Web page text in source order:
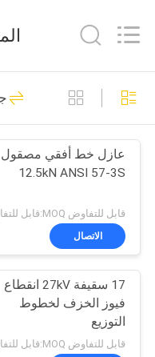
مسكن
منتجات
جولة
المعمل
Electric
Co.,Ltd..
Reserved.
عوازل
الخزفية
40
عازل خط
85
عازل خط أفقي مصقول
12.5kN ANSI 57-3S
الاتصال
17 سقيفة 27kV انقطاع
فيوز الخزف لخطوط
التوزيع